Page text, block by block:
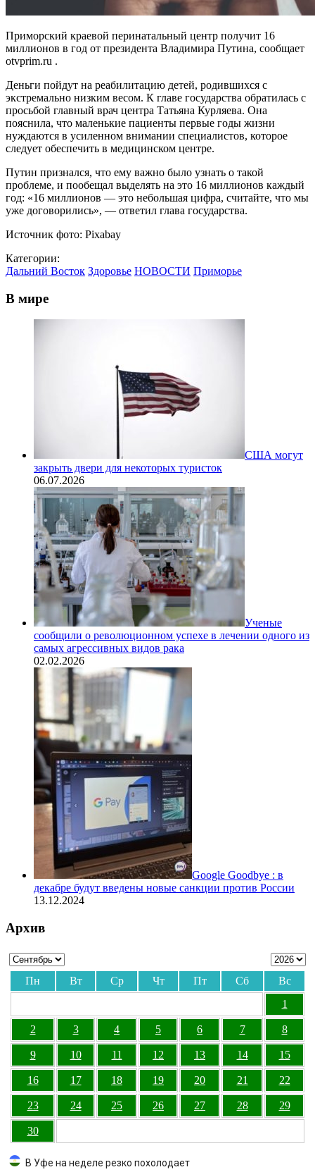
Приморский краевой перинатальный центр получит 16
миллионов в год от президента Владимира Путина, сообщает
otvprim.ru .
Деньги пойдут на реабилитацию детей, родившихся с
экстремально низким весом. К главе государства обратилась с
просьбой главный врач центра Татьяна Курляева. Она
пояснила, что маленькие пациенты первые годы жизни
нуждаются в усиленном внимании специалистов, которое
следует обеспечить в медицинском центре.
Путин признался, что ему важно было узнать о такой
проблеме, и пообещал выделять на это 16 миллионов каждый
год: «16 миллионов — это небольшая цифра, считайте, что мы
уже договорились», — ответил глава государства.
Источник фото: Pixabay
Категории:
Дальний Восток Здоровье НОВОСТИ Приморье
В мире
США могут
закрыть двери для некоторых туристок
06.07.2026
Ученые
сообщили о революционном успехе в лечении одного из
самых агрессивных видов рака
02.02.2026
Google Goodbye : в
декабре будут введены новые санкции против России
13.12.2024
Архив
Пн Вт Ср Чт Пт Сб
Вс
1
2 3 4 5 6 7 8
9 10 11 12 13 14 15
16 17 18 19 20 21 22
23 24 25 26 27 28 29
30
В Уфе на неделе резко похолодает